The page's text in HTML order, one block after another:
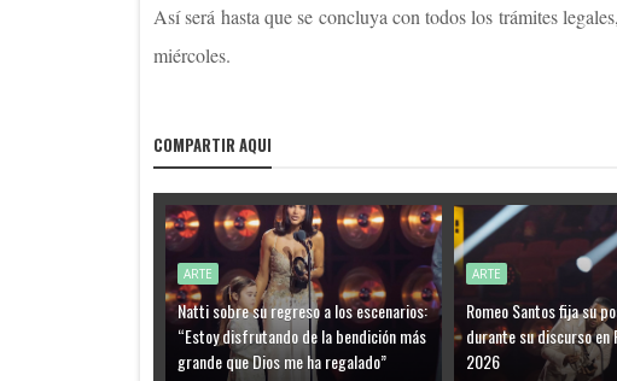
Así será hasta que se concluya con todos los trámites
miércoles.
COMPARTIR AQUI
ARTE
Natti sobre su regreso a los escenarios:
“Estoy disfrutando de la bendición más
grande que Dios me ha regalado”
ARTE
Romeo Santos fija su
durante su discurso en
2026